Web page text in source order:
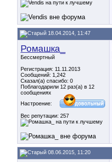
18.04.2014, 11:47
Ромашка_
Бессмертный
Регистрация: 11.11.2013
Сообщений: 1,242
Сказал(а) спасибо: 0
Поблагодарили 12 раз(а) в 12
сообщениях
Настроение:
Вес репутации: 257
08.06.2015, 11:20